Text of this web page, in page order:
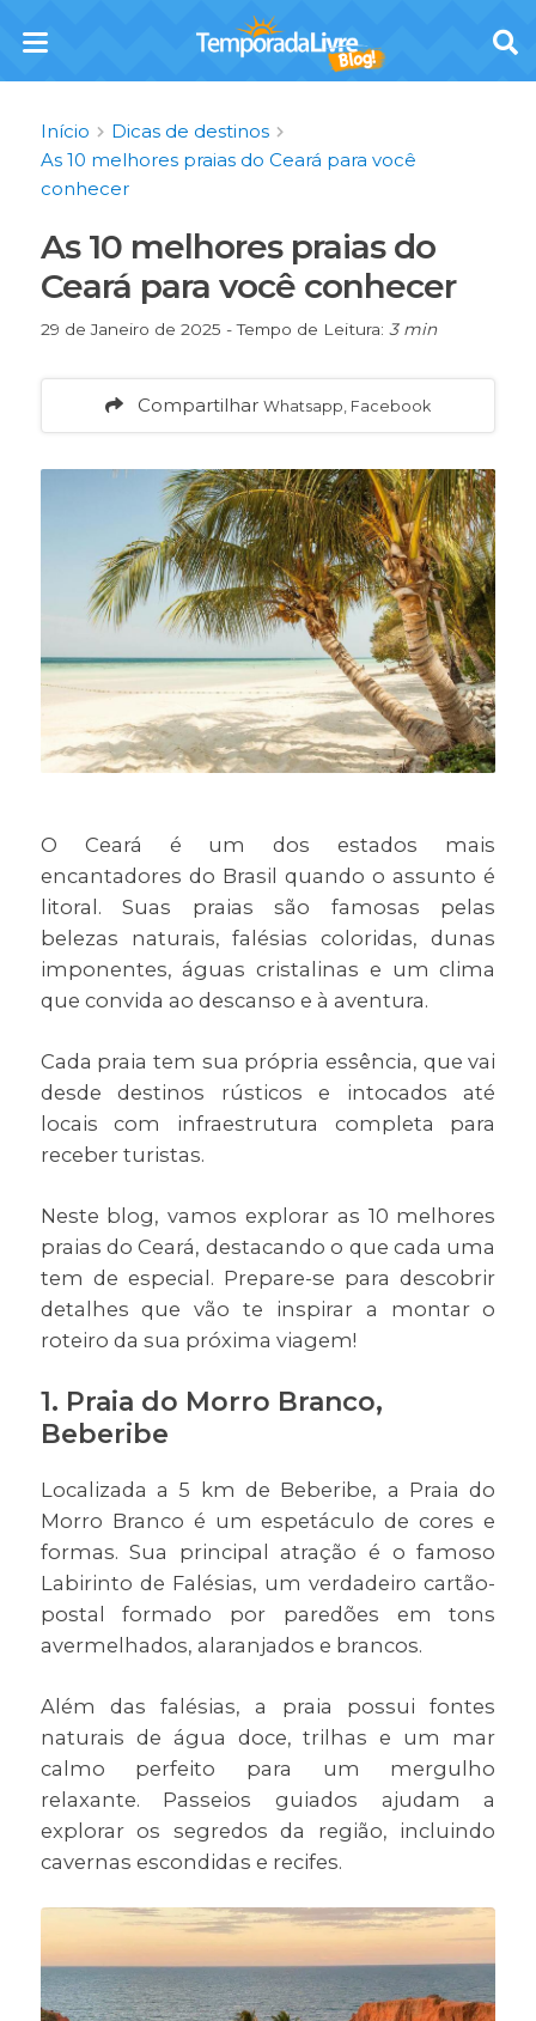
Início
Dicas de destinos
As 10 melhores praias do Ceará para você
conhecer
As 10 melhores praias do
Ceará para você conhecer
29 de Janeiro de 2025 - Tempo de Leitura: 3 min
Compartilhar Whatsapp, Facebook
O Ceará é um dos estados mais
encantadores do Brasil quando o assunto é
litoral. Suas praias são famosas pelas
belezas naturais, falésias coloridas, dunas
imponentes, águas cristalinas e um clima
que convida ao descanso e à aventura.
Cada praia tem sua própria essência, que vai
desde destinos rústicos e intocados até
locais com infraestrutura completa para
receber turistas.
Neste blog, vamos explorar as 10 melhores
praias do Ceará, destacando o que cada uma
tem de especial. Prepare-se para descobrir
detalhes que vão te inspirar a montar o
roteiro da sua próxima viagem!
1. Praia do Morro Branco,
Beberibe
Localizada a 5 km de Beberibe, a Praia do
Morro Branco é um espetáculo de cores e
formas. Sua principal atração é o famoso
Labirinto de Falésias, um verdadeiro cartão-
postal formado por paredões em tons
avermelhados, alaranjados e brancos.
Além das falésias, a praia possui fontes
naturais de água doce, trilhas e um mar
calmo perfeito para um mergulho
relaxante. Passeios guiados ajudam a
explorar os segredos da região, incluindo
cavernas escondidas e recifes.